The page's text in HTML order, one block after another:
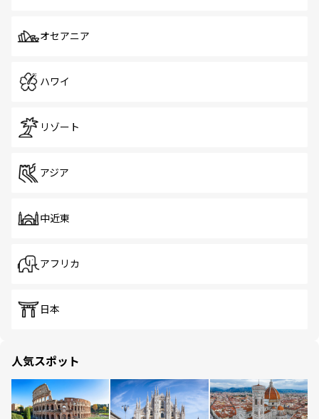
オセアニア
ハワイ
リゾート
アジア
中近東
アフリカ
日本
人気スポット